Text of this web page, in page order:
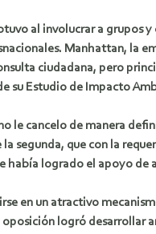
al involucrar a grupos
Manhattan, la
ciudadana, pero
su Estudio de Impacto
le cancelo de manera
segunda, que con la
logrado el apoyo
en un atractivo
logró